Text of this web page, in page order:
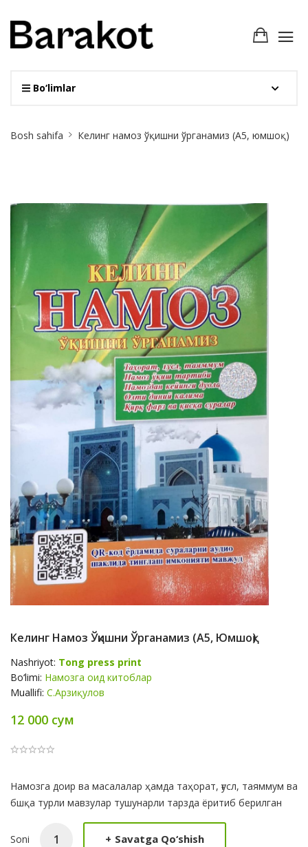
Bo‘limlar
Breadcrumb
Bosh sahifa Келинг намоз ўқишни ўрганамиз (А5, юмшоқ)
Келинг Намоз Ўқишни Ўрганамиз (А5, Юмшоқ)
Nashriyot: Tong press print
Bo‘limi: Намозга оид китоблар
Muallifi: С.Арзиқулов
12 000 сум
Product
Summery
Намозга доир ва масалалар ҳамда таҳорат, ғусл, таяммум ва
бшқа турли мавзулар тушунарли тарзда ёритиб берилган
Soni + Savatga Qo‘shish